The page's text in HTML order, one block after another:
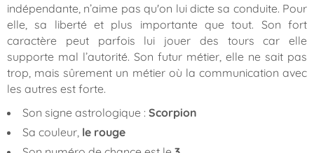
indépendante, n’aime pas qu'on lui dicte sa conduite. Pour
elle, sa liberté et plus importante que tout. Son fort
caractère peut parfois lui jouer des tours car elle
supporte mal l’autorité. Son futur métier, elle ne sait pas
trop, mais sûrement un métier où la communication avec
les autres est forte.
Son signe astrologique : Scorpion
Sa couleur, le rouge